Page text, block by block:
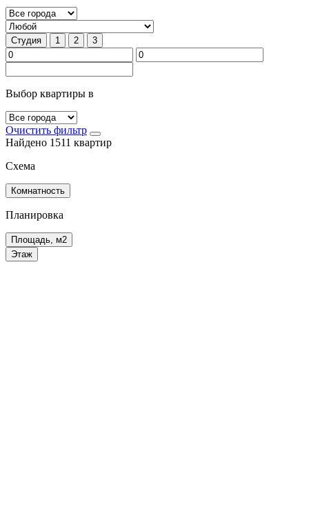
Студия 1 2 3
Выбор квартиры в
Очистить фильтр
Найдено 1511 квартир
Схема
Комнатность
Планировка
Площадь, м2
Этаж